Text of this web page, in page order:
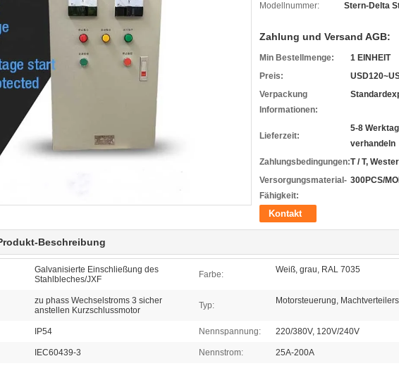
Modellnummer:
Stern-Delta
Zahlung und Versand AGB:
Min Bestellmenge:
1 EINHEIT
Preis:
Verpackung
Informationen:
Lieferzeit:
5-8
verhandeln
Zahlungsbedingungen:T / T,
Versorgungsmaterial-
Fähigkeit:
300PCS/
Kontakt
Beschreibung
Galvanisierte Einschließung des
Stahlbleches/JXF
Farbe: Weiß, grau, RAL 7035
zu phass Wechselstroms 3 sicher
anstellen Kurzschlussmotor
Typ: Motorsteuerung,
IP54 Nennspannung: 220/380V, 120V/240V
IEC60439-3 Nennstrom: 25A-200A